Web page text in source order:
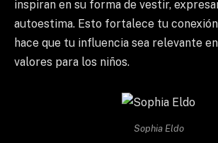
inspiran en su forma de vestir,
autoestima. Esto fortalece tu
hace que tu influencia sea relevante
valores para los niños.
Sophia Eldo